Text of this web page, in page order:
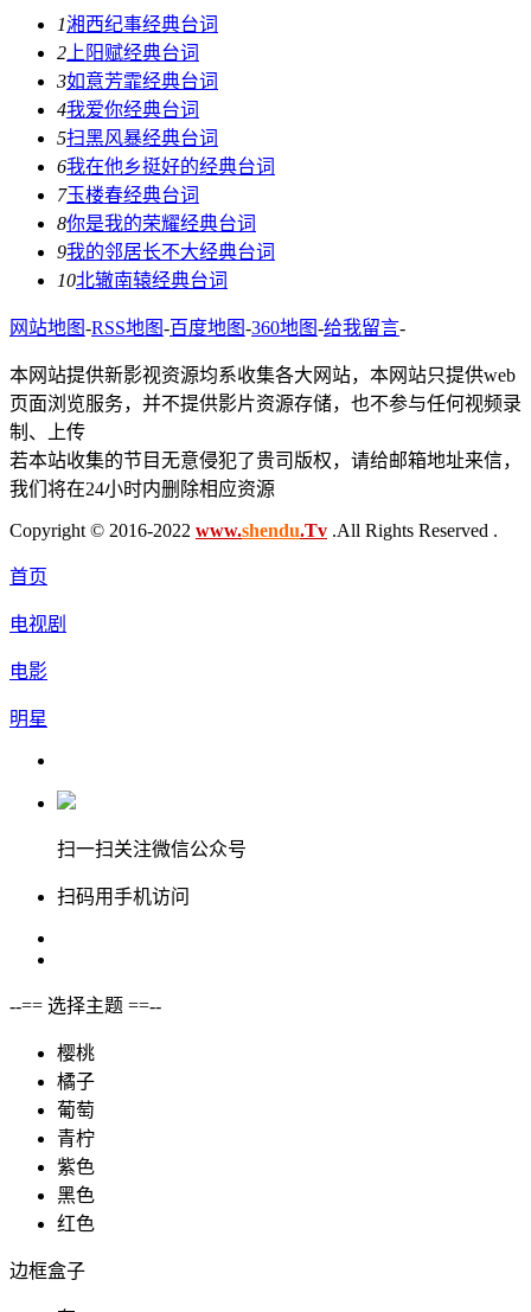
1湘西纪事经典台词
2 上阳赋经典台词
3如意芳霏经典台词
4我爱你经典台词
5扫黑风暴经典台词
6我在他乡挺好的经典台词
7玉楼春经典台词
8你是我的荣耀经典台词
9我的邻居长不大经典台词
10北辙南辕经典台词
网站地图-RSS地图-百度地图-360地图-给我留言-
本网站提供新影视资源均系收集各大网站，本网站只提供web
页面浏览服务，并不提供影片资源存储，也不参与任何视频录
制、上传
若本站收集的节目无意侵犯了贵司版权，请给邮箱地址来信，
我们将在24小时内删除相应资源
Copyright © 2016-2022 www.shendu.Tv .All Rights Reserved .
首页
电视剧
电影
明星
扫一扫关注微信公众号
扫码用手机访问
--== 选择主题 ==--
樱桃
橘子
葡萄
青柠
紫色
黑色
红色
边框盒子